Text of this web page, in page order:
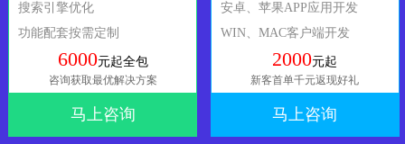
搜索引擎优化
功能配套按需定制
6000元起全包
咨询获取最优解决方案
马上咨询
安卓、苹果APP应用开发
WIN、MAC客户端开发
2000元起
新客首单千元返现好礼
马上咨询